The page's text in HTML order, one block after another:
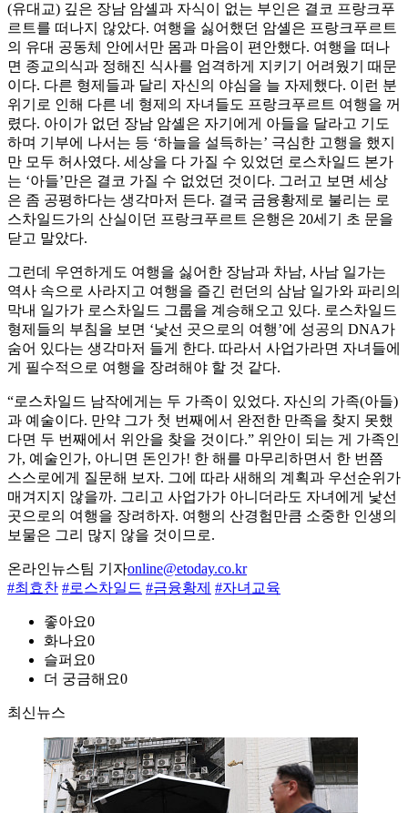
(유대교) 깊은 장남 암셸과 자식이 없는 부인은 결코 프랑크푸
르트를 떠나지 않았다. 여행을 싫어했던 암셸은 프랑크푸르트
의 유대 공동체 안에서만 몸과 마음이 편안했다. 여행을 떠나
면 종교의식과 정해진 식사를 엄격하게 지키기 어려웠기 때문
이다. 다른 형제들과 달리 자신의 야심을 늘 자제했다. 이런 분
위기로 인해 다른 네 형제의 자녀들도 프랑크푸르트 여행을 꺼
렸다. 아이가 없던 장남 암셸은 자기에게 아들을 달라고 기도
하며 기부에 나서는 등 ‘하늘을 설득하는’ 극심한 고행을 했지
만 모두 허사였다. 세상을 다 가질 수 있었던 로스차일드 본가
는 ‘아들’만은 결코 가질 수 없었던 것이다. 그러고 보면 세상
은 좀 공평하다는 생각마저 든다. 결국 금융황제로 불리는 로
스차일드가의 산실이던 프랑크푸르트 은행은 20세기 초 문을
닫고 말았다.
그런데 우연하게도 여행을 싫어한 장남과 차남, 사남 일가는
역사 속으로 사라지고 여행을 즐긴 런던의 삼남 일가와 파리의
막내 일가가 로스차일드 그룹을 계승해오고 있다. 로스차일드
형제들의 부침을 보면 ‘낯선 곳으로의 여행’에 성공의 DNA가
숨어 있다는 생각마저 들게 한다. 따라서 사업가라면 자녀들에
게 필수적으로 여행을 장려해야 할 것 같다.
“로스차일드 남작에게는 두 가족이 있었다. 자신의 가족(아들)
과 예술이다. 만약 그가 첫 번째에서 완전한 만족을 찾지 못했
다면 두 번째에서 위안을 찾을 것이다.” 위안이 되는 게 가족인
가, 예술인가, 아니면 돈인가! 한 해를 마무리하면서 한 번쯤
스스로에게 질문해 보자. 그에 따라 새해의 계획과 우선순위가
매겨지지 않을까. 그리고 사업가가 아니더라도 자녀에게 낯선
곳으로의 여행을 장려하자. 여행의 산경험만큼 소중한 인생의
보물은 그리 많지 않을 것이므로.
온라인뉴스팀 기자online@etoday.co.kr
#최효찬 #로스차일드 #금융황제 #자녀교육
좋아요0
화나요0
슬퍼요0
더 궁금해요0
최신뉴스